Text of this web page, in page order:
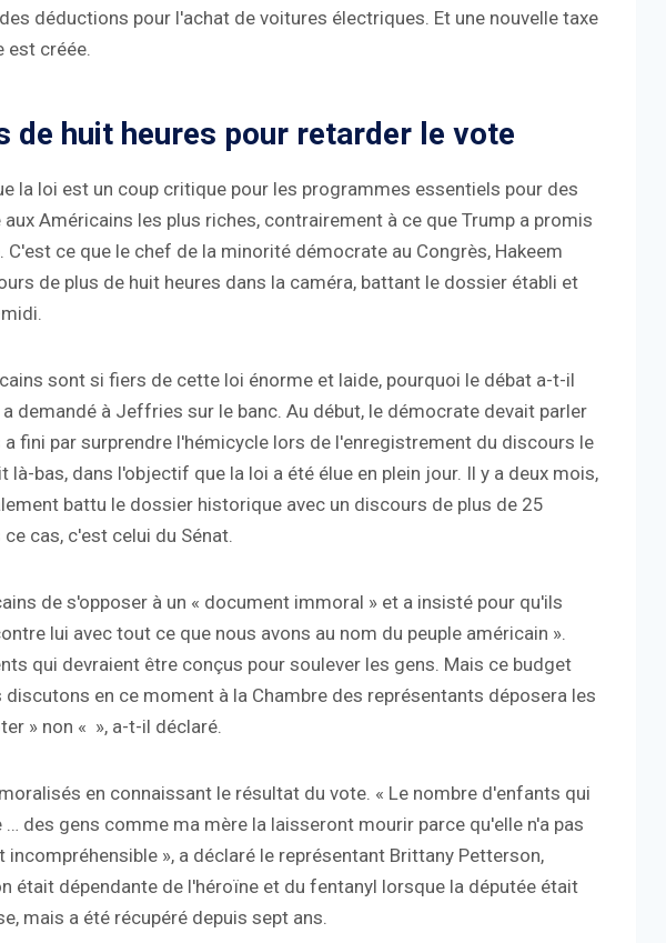
déductions pour l'achat de voitures électriques. Et une nouvelle taxe
est créée.
de huit heures pour retarder le vote
la loi est un coup critique pour les programmes essentiels pour des
Américains les plus riches, contrairement à ce que Trump a promis
ce que le chef de la minorité démocrate au Congrès, Hakeem
de plus de huit heures dans la caméra, battant le dossier établi et
sont si fiers de cette loi énorme et laide, pourquoi le débat a-t-il
demandé à Jeffries sur le banc. Au début, le démocrate devait parler
a fini par surprendre l'hémicycle lors de l'enregistrement du discours le
bas, dans l'objectif que la loi a été élue en plein jour. Il y a deux mois,
battu le dossier historique avec un discours de plus de 25
cas, c'est celui du Sénat.
de s'opposer à un « document immoral » et a insisté pour qu'ils
lui avec tout ce que nous avons au nom du peuple américain ».
qui devraient être conçus pour soulever les gens. Mais ce budget
en ce moment à la Chambre des représentants déposera les
» non « », a-t-il déclaré.
en connaissant le résultat du vote. « Le nombre d'enfants qui
des gens comme ma mère la laisseront mourir parce qu'elle n'a pas
», a déclaré le représentant Brittany Petterson,
était dépendante de l'héroïne et du fentanyl lorsque la députée était
mais a été récupéré depuis sept ans.